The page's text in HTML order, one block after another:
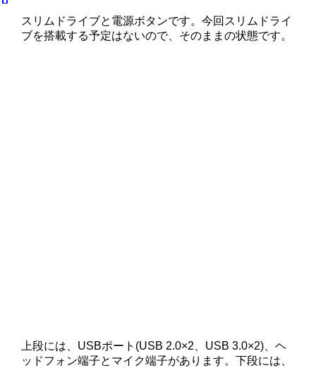
スリムドライブと電源ボタンです。今回スリムドライ
ブを搭載する予定はないので、そのままの状態です。
上段には、USBポート(USB 2.0×2、USB 3.0×2)、ヘ
ッドフォン端子とマイク端子があります。下段には、